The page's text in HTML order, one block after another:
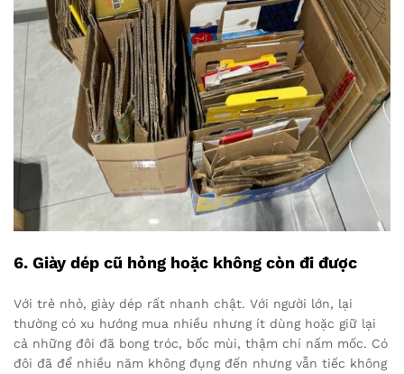
6. Giày dép cũ hỏng hoặc không còn đi được
Với trẻ nhỏ, giày dép rất nhanh chật. Với người lớn, lại
thường có xu hướng mua nhiều nhưng ít dùng hoặc giữ lại
cả những đôi đã bong tróc, bốc mùi, thậm chí nấm mốc. Có
đôi đã để nhiều năm không đụng đến nhưng vẫn tiếc không